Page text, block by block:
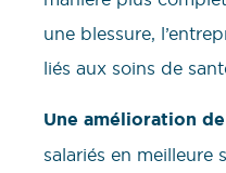
une blessure,
liés aux soins de
Une amélioration
salariés en meilleure